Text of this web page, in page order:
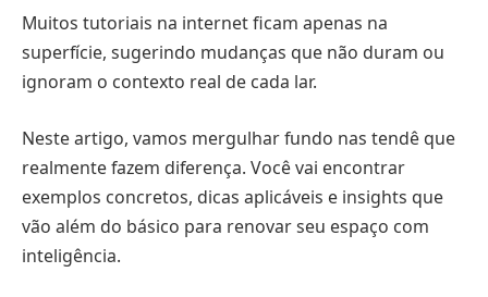
Muitos tutoriais na internet ficam apenas na
superfície, sugerindo mudanças que não duram ou
ignoram o contexto real de cada lar.
Neste artigo, vamos mergulhar fundo nas tendê que
realmente fazem diferença. Você vai encontrar
exemplos concretos, dicas aplicáveis e insights que
vão além do básico para renovar seu espaço com
inteligência.